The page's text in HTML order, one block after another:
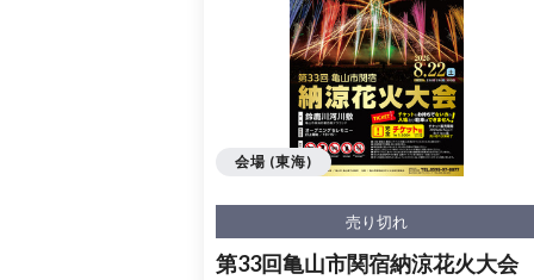
売り切れ
第33回亀山市関宿納涼花火大会
会場 (東海)